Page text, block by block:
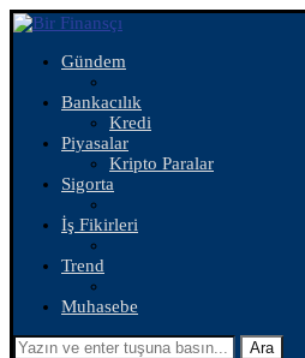
Gündem
Bankacılık
Kredi
Piyasalar
Kripto Paralar
Sigorta
İş Fikirleri
Trend
Muhasebe
Ara